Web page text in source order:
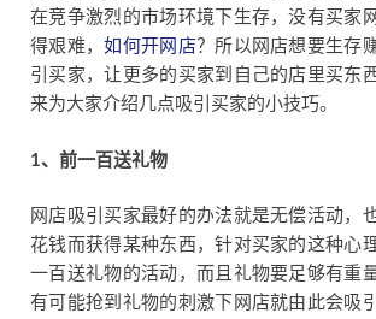
在竞争激烈的市场环境下生存，没有买家
得艰难，如何开网店？所以网店想要生存
引买家，让更多的买家到自己的店里买东
来为大家介绍几点吸引买家的小技巧。
1、前一百送礼物
网店吸引买家最好的办法就是无偿活动，
花钱而获得某种东西，针对买家的这种心
一百送礼物的活动，而且礼物要足够有重
有可能抢到礼物的刺激下网店就由此会吸